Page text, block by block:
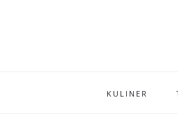
KULINER